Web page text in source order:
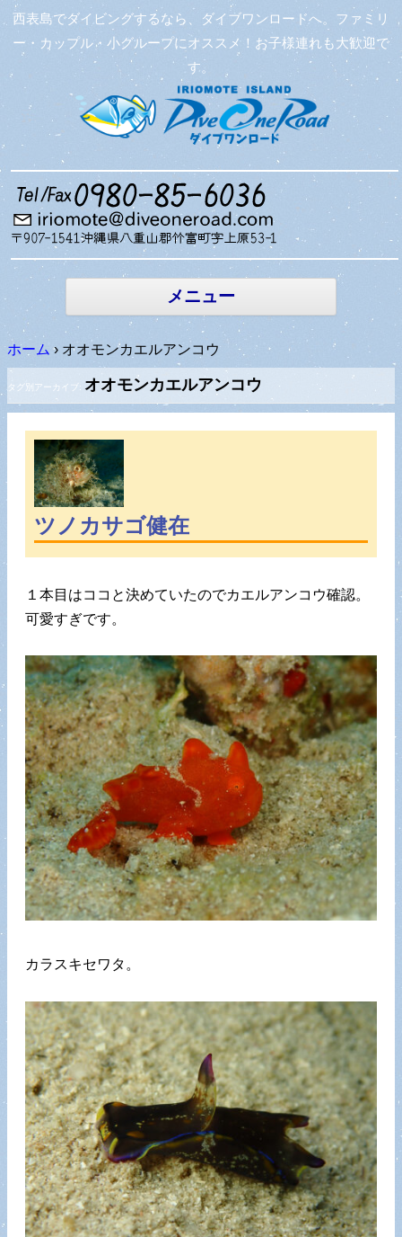
西表島でダイビングするなら、ダイブワンロードへ。ファミリ
ー・カップル・小グループにオススメ！お子様連れも大歓迎で
す。
メニュー
コンテン
ホーム › オオモンカエルアンコウ
タグ別アーカイブ: オオモンカエルアンコウ
ツノカサゴ健在
１本目はココと決めていたのでカエルアンコウ確認。
可愛すぎです。
カラスキセワタ。